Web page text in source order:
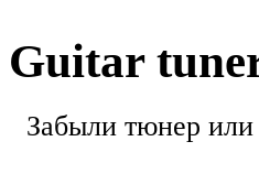
Guitar
Забыли тюнер или